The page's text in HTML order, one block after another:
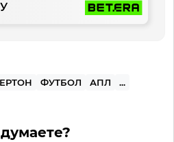
ФУТБОЛ АПЛ ...